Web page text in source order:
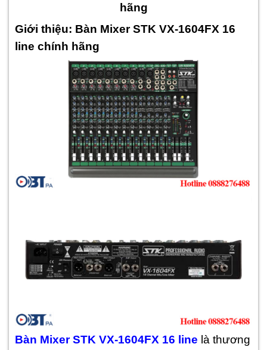
hãng
Giới thiệu: Bàn Mixer STK VX-1604FX 16
line chính hãng
Bàn Mixer STK VX-1604FX 16 line là thương